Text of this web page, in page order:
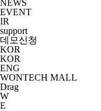
NEWS
EVENT
IR
support
데모신청
KOR
KOR
ENG
WONTECH MALL
Drag
W
E